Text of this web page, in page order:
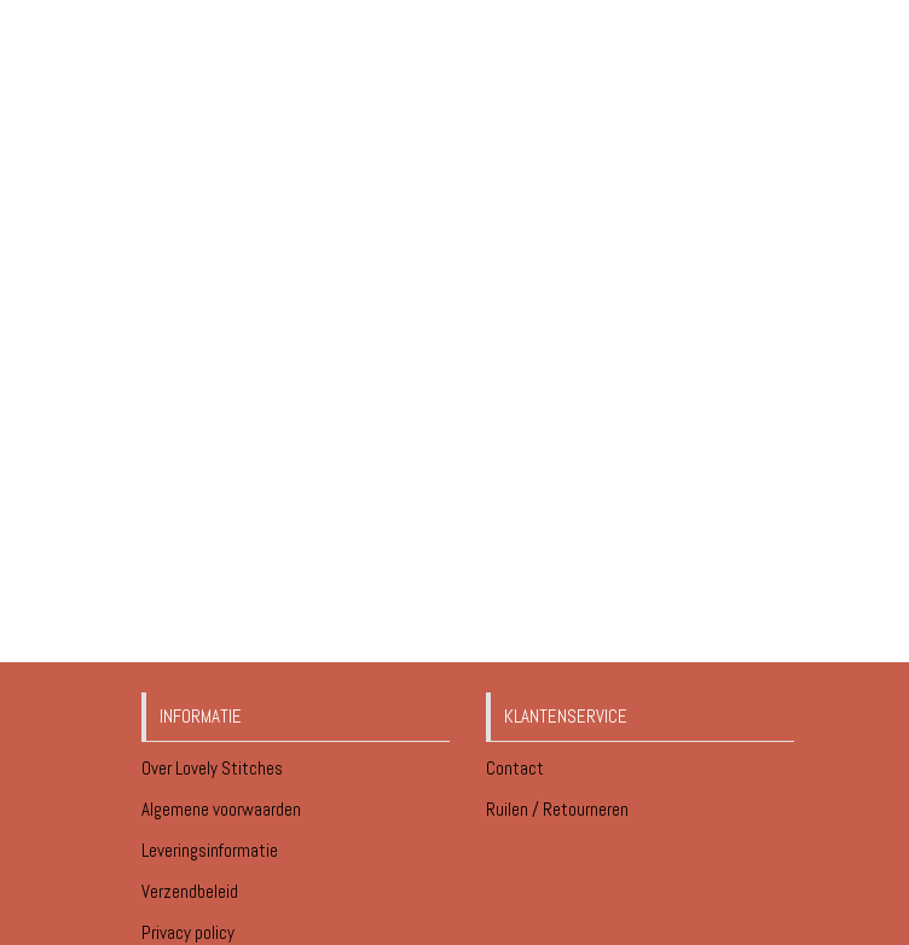
INFORMATIE
Over Lovely Stitches
Algemene voorwaarden
Leveringsinformatie
Verzendbeleid
Privacy policy
KLANTENSERVICE
Contact
Ruilen / Retourneren